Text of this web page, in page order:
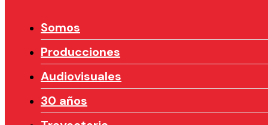
Somos
Producciones
Audiovisuales
30 años